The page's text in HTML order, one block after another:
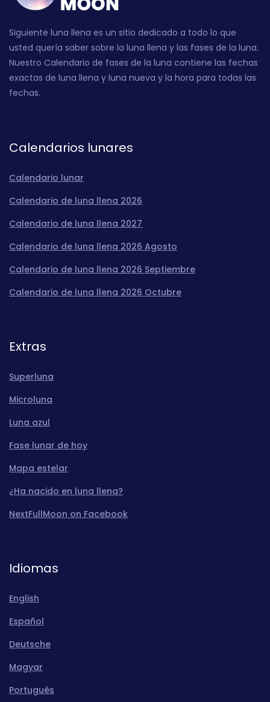
Siguiente luna llena es un sitio dedicado a todo lo que
usted quería saber sobre la luna llena y las fases de la luna.
Nuestro Calendario de fases de la luna contiene las fechas
exactas de luna llena y luna nueva y la hora para todas las
fechas.
Calendarios lunares
Calendario lunar
Calendario de luna llena 2026
Calendario de luna llena 2027
Calendario de luna llena 2026 Agosto
Calendario de luna llena 2026 Septiembre
Calendario de luna llena 2026 Octubre
Extras
Superluna
Microluna
Luna azul
Fase lunar de hoy
Mapa estelar
¿Ha nacido en luna llena?
NextFullMoon on Facebook
Idiomas
English
Español
Deutsche
Magyar
Português